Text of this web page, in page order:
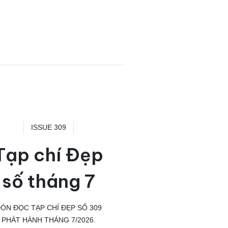
ISSUE 309
chí Đẹp
số tháng 7
ĐỌC TẠP CHÍ ĐẸP SỐ 309
PHÁT HÀNH THÁNG 7/2026.